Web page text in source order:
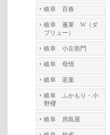
岐阜 百春
岐阜 蓬莱 W（ダ
ブリュー）
岐阜 小左衛門
岐阜 母情
岐阜 若葉
岐阜 ふかもり・小
野櫻
岐阜 房島屋